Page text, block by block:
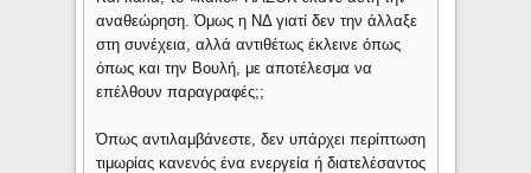
αναθεώρηση. Όμως η ΝΔ γιατί δεν την άλλαξε
στη συνέχεια, αλλά αντιθέτως έκλεινε όπως
όπως και την Βουλή, με αποτέλεσμα να
επέλθουν παραγραφές;;
Όπως αντιλαμβάνεστε, δεν υπάρχει περίπτωση
τιμωρίας κανενός ένα ενεργεία ή διατελέσαντος